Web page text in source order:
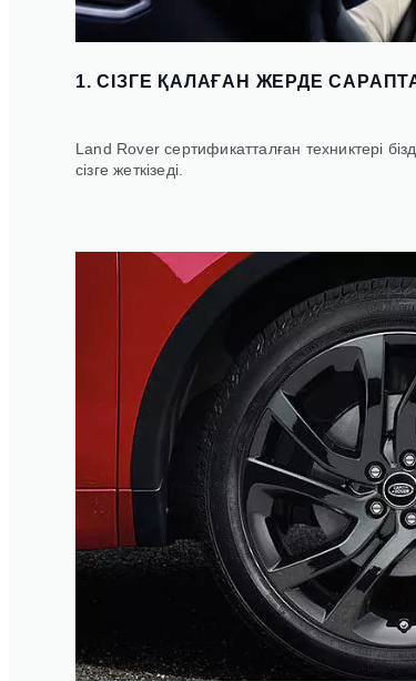
1. СІЗГЕ ҚАЛАҒАН ЖЕРДЕ
Land Rover сертификатталған техниктері
сізге жеткізеді.